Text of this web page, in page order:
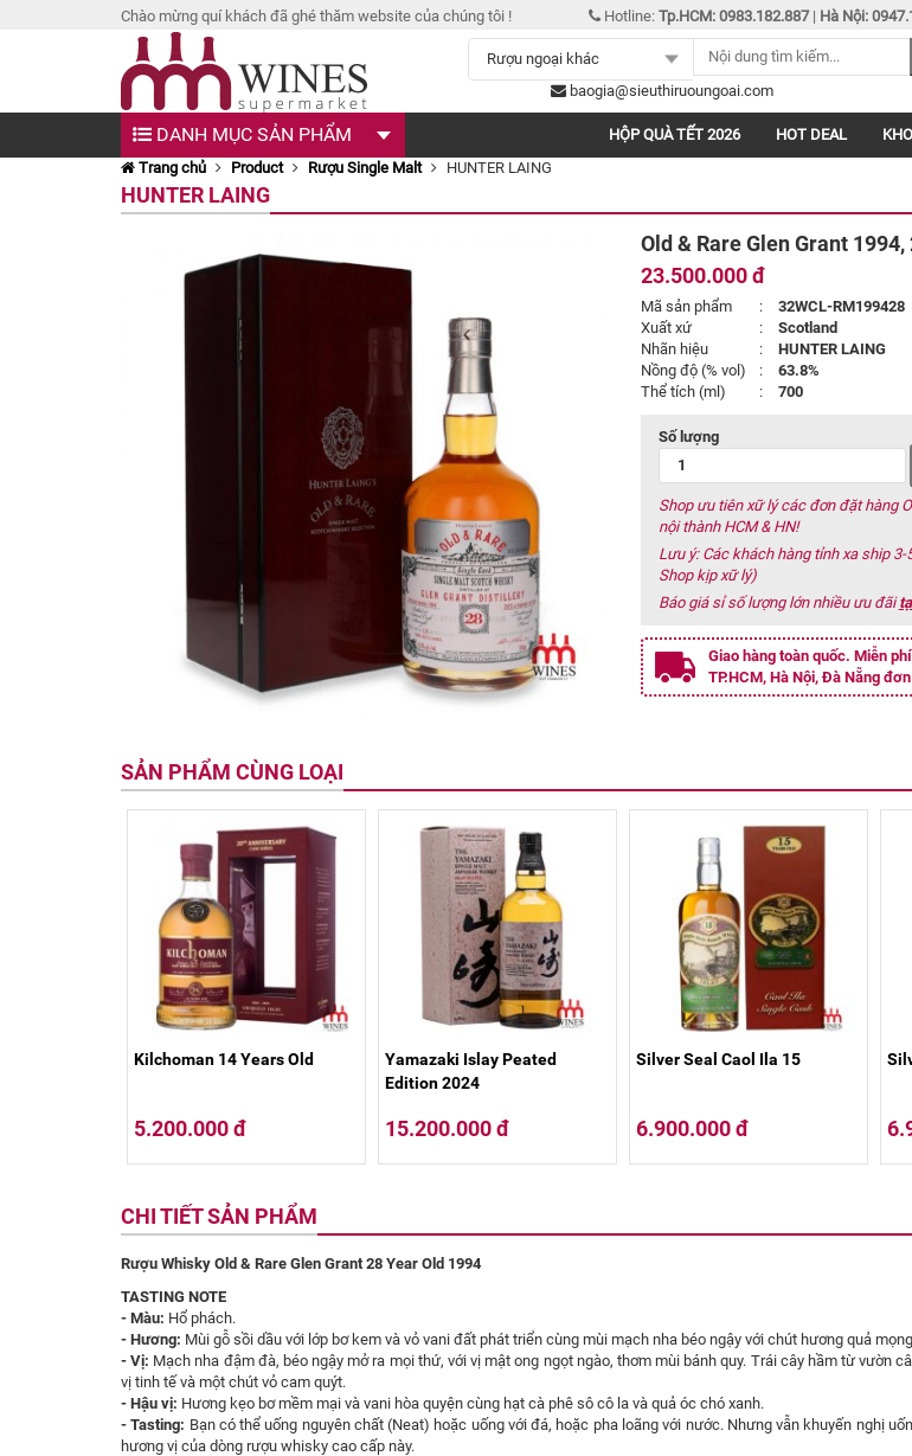
Chào mừng quí khách đã ghé thăm website của chúng tôi ! Hotline: Tp.HCM: 0983.182.887| Hà Nội:
baogia@sieuthiruoungoai.com
DANH MỤC SẢN PHẨM HỘP QUÀ TẾT 2026 HOT DEAL
Trang chủ
Product Rượu Single Malt HUNTER LAING
HUNTER LAING
Old & Rare Glen Grant 1994,
23.500.000 đ
Mã sản phẩm :
32WCL-RM199428
Xuất xứ
:
Scotland
Nhãn hiệu
:
HUNTER LAING
Nồng độ (% vol)
:
63.8%
Thể tích (ml)
: 700
Số lượng
Shop ưu tiên xữ lý các đơn đặt hàng
nội thành HCM & HN!
Lưu ý: Các khách hàng tỉnh xa ship
Shop kịp xữ lý)
Báo giá sỉ số lượng lớn nhiều ưu đãi
Giao hàng toàn quốc. Miễn
TP.HCM, Hà Nội, Đà Nẵng
SẢN PHẨM CÙNG LOẠI
Kilchoman 14 Years Old
5.200.000 đ
Yamazaki Islay Peated
Edition 2024
15.200.000 đ
Silver Seal Caol Ila 15
6.900.000 đ
CHI TIẾT SẢN PHẨM
Rượu Whisky Old & Rare Glen Grant 28 Year Old 1994
TASTING NOTE
- Màu: Hổ phách.
- Hương: Mùi gỗ sồi dầu với lớp bơ kem và vỏ vani đất phát triển cùng mùi mạch nha béo ngậy với chút hương quả
- Vị: Mạch nha đậm đà, béo ngậy mở ra mọi thứ, với vị mật ong ngọt ngào, thơm mùi bánh quy. Trái cây hầm từ vườn
vị tinh tế và một chút vỏ cam quýt.
- Hậu vị: Hương kẹo bơ mềm mại và vani hòa quyện cùng hạt cà phê sô cô la và quả óc chó xanh.
- Tasting: Bạn có thể uống nguyên chất (Neat) hoặc uống với đá, hoặc pha loãng với nước. Nhưng vẫn khuyến nghị
hương vị của dòng rượu whisky cao cấp này.